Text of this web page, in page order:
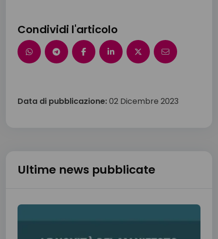
Condividi l'articolo
Data di pubblicazione:02 Dicembre 2023
Ultime news pubblicate